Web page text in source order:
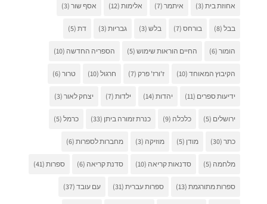
אחוזת בית(3) איתמר(7) אלימות(12) אסף שור(3)
בבל(8) בורחס(7) בלש(3) גבריות(3) דת(5)
הומור(6) החיים הוראות שימוש(5) הספריה החדשה (10)
הקיבוץ המאוחד(10) ז'ורז' פרק(7) חרגול(10) טרור(6)
ידיעות ספרים (11) יהדות(14) ילדות(7) יצחק לאור(3)
ירושלים (5) כלכלה (9) כנרת זמורה ביתן (33) כרמל(5)
כתר(30) מודן (5) מוזיקה (3) מחברות לספרות(6)
מלחמה (5) סדנאות קריאה (10) סדנת קריאה (6) ספרות(41)
ספרות מתורגמת(13) ספרות עברית(31) עם עובד(37)